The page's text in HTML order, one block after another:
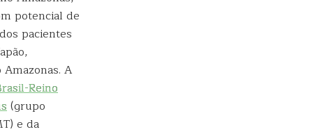
potencial de
pacientes
A
Reino
(grupo
e da